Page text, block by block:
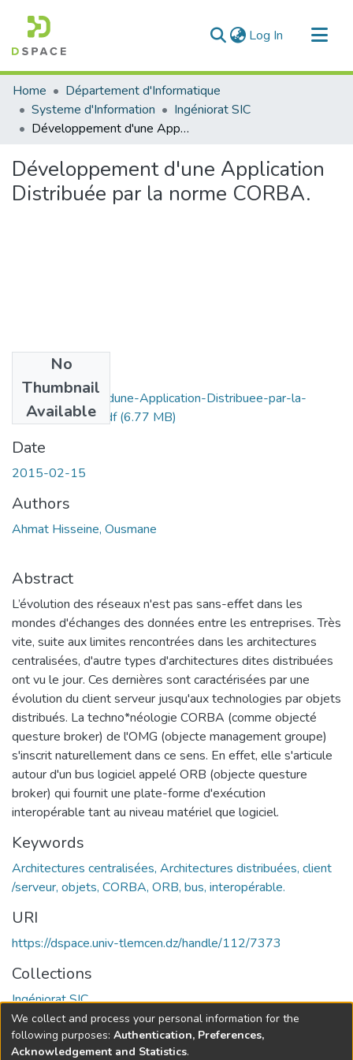
Log In (current)
Communities & Collections
All of DSpace
Statistics
Home
Département d'Informatique
Systeme d'Information
Ingéniorat SIC
Développement d'une Application Distribuée par la norme CORBA.
Développement d'une Application
Distribuée par la norme CORBA.
No
Thumbnail
Available
Developpement-dune-Application-Distribuee-par-la-
norme-CORBA.pdf(6.77 MB)
Date
2015-02-15
Authors
Ahmat Hisseine, Ousmane
Abstract
L’évolution des réseaux n'est pas sans-effet dans les
mondes d'échanges des données entre les entreprises. Très
vite, suite aux limites rencontrées dans les architectures
centralisées, d'autre types d'architectures dites distribuées
ont vu le jour. Ces dernières sont caractérisées par une
évolution du client serveur jusqu'aux technologies par objets
distribués. La techno*néologie CORBA (comme objecté
questure broker) de l'OMG (objecte management groupe)
s'inscrit naturellement dans ce sens. En effet, elle s'articule
autour d'un bus logiciel appelé ORB (objecte questure
broker) qui fournit une plate-forme d'exécution
interopérable tant au niveau matériel que logiciel.
Keywords
Architectures centralisées, Architectures distribuées, client
/serveur, objets, CORBA, ORB, bus, interopérable.
URI
https://dspace.univ-tlemcen.dz/handle/112/7373
Collections
Ingéniorat SIC
Full item page
We collect and process your personal information for the
following purposes: Authentication, Preferences,
Acknowledgement and Statistics.